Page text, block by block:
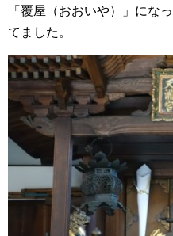
「覆屋（おおいや）」にな
てました。